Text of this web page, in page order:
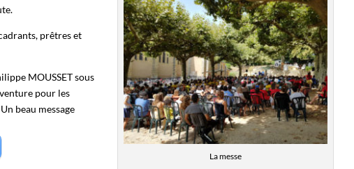
Facebook
La messe
prêtres et
MOUSSET sous
pour les
beau message